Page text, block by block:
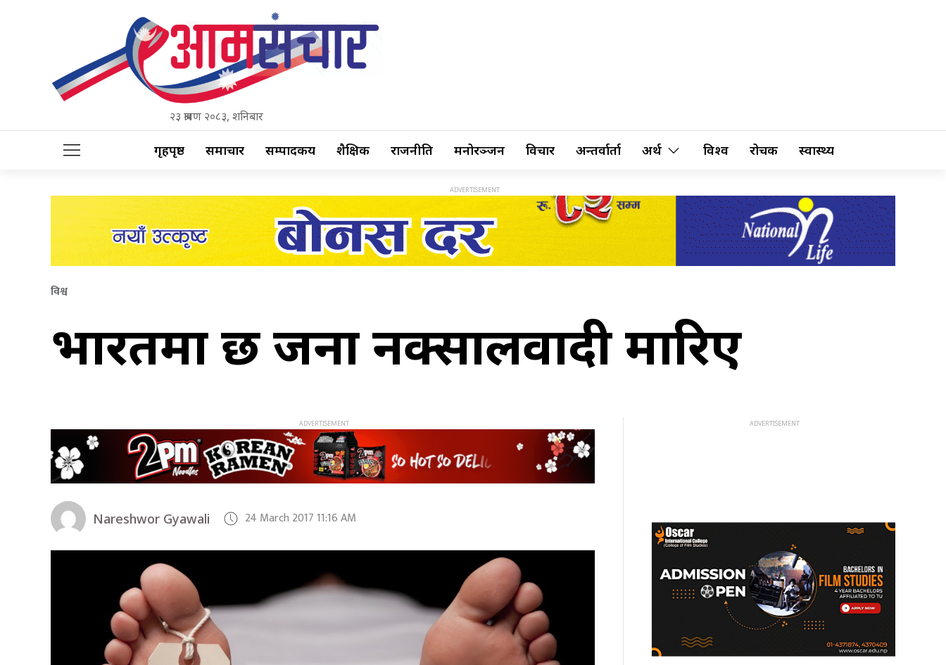
२३ श्रावण २०८३, शनिबार
गृहपृष्ठ समाचार सम्पादकीय शैक्षिक राजनीति मनोरञ्जन विचार अन्तर्वार्ता अर्थ विश्व रोचक स्वास्थ्य
विश्व
भारतमा छ जना नक्सालवादी मारिए
Nareshwor Gyawali 24 March 2017 11:16 AM